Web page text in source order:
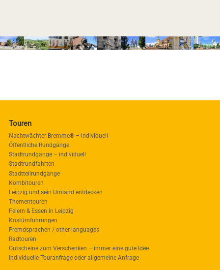
Touren
Nachtwächter Bremme® – individuell
Öffentliche Rundgänge
Stadtrundgänge – individuell
Stadtrundfahrten
Stadtteilrundgänge
Kombitouren
Leipzig und sein Umland entdecken
Thementouren
Feiern & Essen in Leipzig
Kostümführungen
Fremdsprachen / other languages
Radtouren
Gutscheine zum Verschenken – immer eine gute Idee
Individuelle Touranfrage oder allgemeine Anfrage